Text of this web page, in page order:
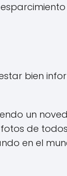
bien
un
de
en el